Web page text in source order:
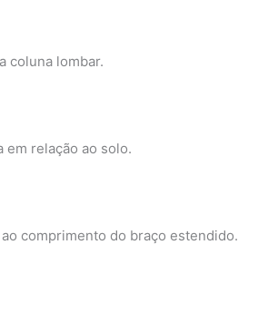
coluna lombar.
em relação ao solo.
comprimento do braço estendido.